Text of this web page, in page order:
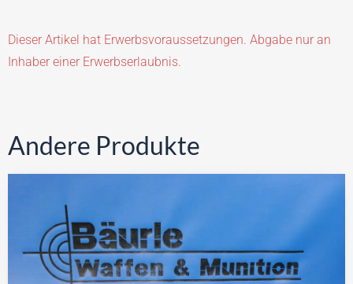
Dieser Artikel hat Erwerbsvoraussetzungen. Abgabe nur an
Inhaber einer Erwerbserlaubnis.
Andere Produkte